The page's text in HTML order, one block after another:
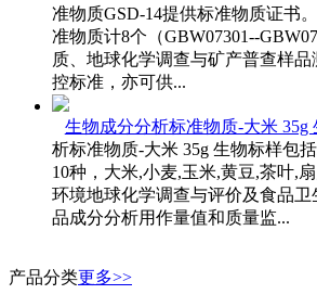
准物质GSD-14提供标准物质证书
准物质计8个（GBW07301--
质、地球化学调查与矿产普查样
控标准，亦可供...
生物成分分析标准物质-大米 35g
析标准物质-大米 35g 生物标样包
10种，大米,小麦,玉米,黄豆,茶叶,
环境地球化学调查与评价及食品
品成分分析用作量值和质量监...
产品分类更多>>